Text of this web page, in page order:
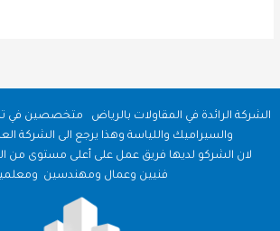
الشركة الرائدة في المقاولات بالرياض متخصصين في
والسيراميك واللياسة وهذا يرجع الى الشركة
لان الشركو لديها فريق عمل على أعلى مستوى من
فنيين وعمال ومهندسين